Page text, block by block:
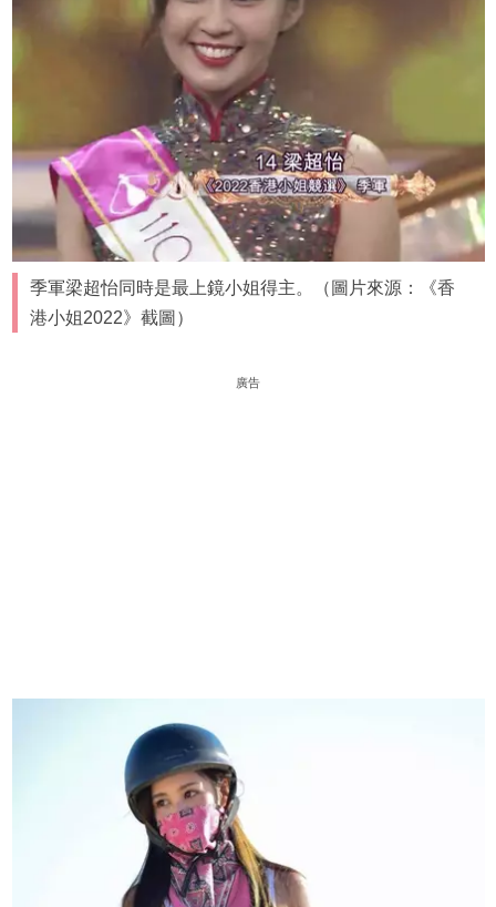
季軍梁超怡同時是最上鏡小姐得主。（圖片來源：《香
港小姐2022》截圖）
廣告